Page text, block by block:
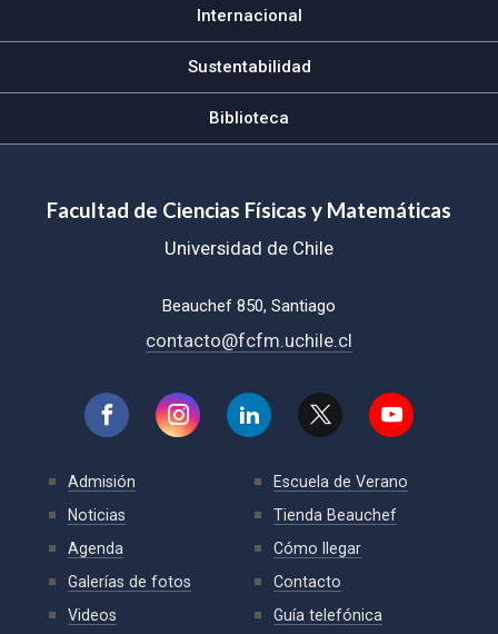
Internacional
Sustentabilidad
Biblioteca
Facultad de Ciencias Físicas y Matemáticas
Universidad de Chile
Beauchef 850, Santiago
contacto@fcfm.uchile.cl
Admisión
Noticias
Agenda
Galerías de fotos
Videos
Escuela de Verano
Tienda Beauchef
Cómo llegar
Contacto
Guía telefónica